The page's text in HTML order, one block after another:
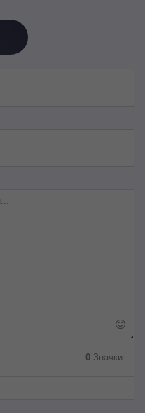
0 Значки